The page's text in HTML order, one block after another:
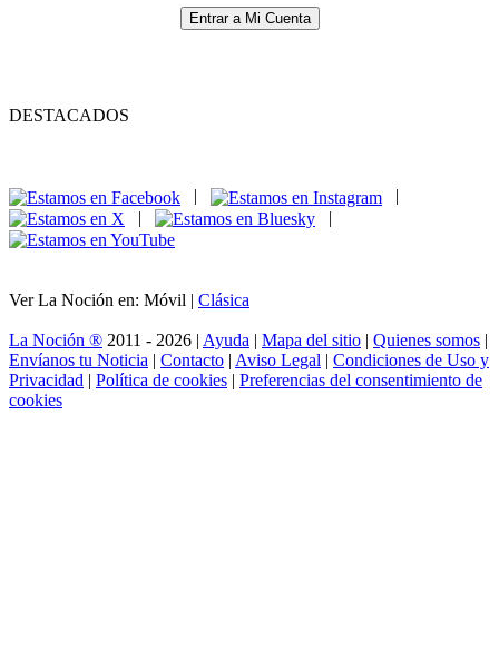
Entrar a Mi Cuenta
DESTACADOS
|
|
Ver La Noción en: Móvil | Clásica
La Noción ® 2011 - 2026 | Ayuda | Mapa del sitio | Quienes somos |
Envíanos tu Noticia | Contacto | Aviso Legal | Condiciones de Uso y
Privacidad | Política de cookies | Preferencias del consentimiento de
cookies